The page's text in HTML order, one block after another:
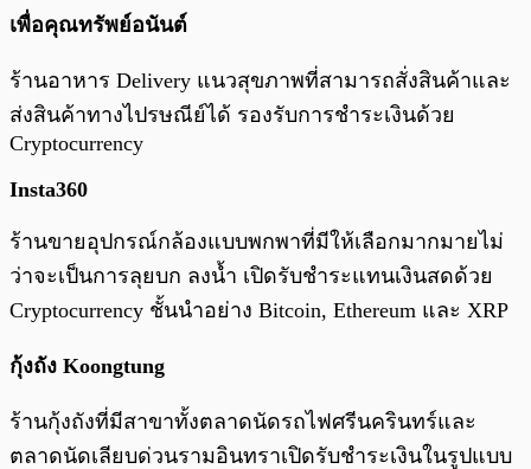
เพื่อคุณทรัพย์อนันต์
ร้านอาหาร Delivery แนวสุขภาพที่สามารถสั่งสินค้าและ
ส่งสินค้าทางไปรษณีย์ได้ รองรับการชำระเงินด้วย
Cryptocurrency
Insta360
ร้านขายอุปกรณ์กล้องแบบพกพาที่มีให้เลือกมากมายไม่
ว่าจะเป็นการลุยบก ลงน้ำ เปิดรับชำระแทนเงินสดด้วย
Cryptocurrency ชั้นนำอย่าง Bitcoin, Ethereum และ XRP
กุ้งถัง Koongtung
ร้านกุ้งถังที่มีสาขาทั้งตลาดนัดรถไฟศรีนครินทร์และ
ตลาดนัดเลียบด่วนรามอินทราเปิดรับชำระเงินในรูปแบบ